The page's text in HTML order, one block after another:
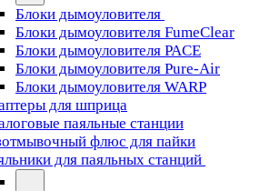
Блоки дымоуловителя
Блоки дымоуловителя FumeClear
Блоки дымоуловителя PACE
Блоки дымоуловителя Pure-Air
Блоки дымоуловителя WARP
для шприца
паяльные станции
флюс для пайки
для паяльных станций